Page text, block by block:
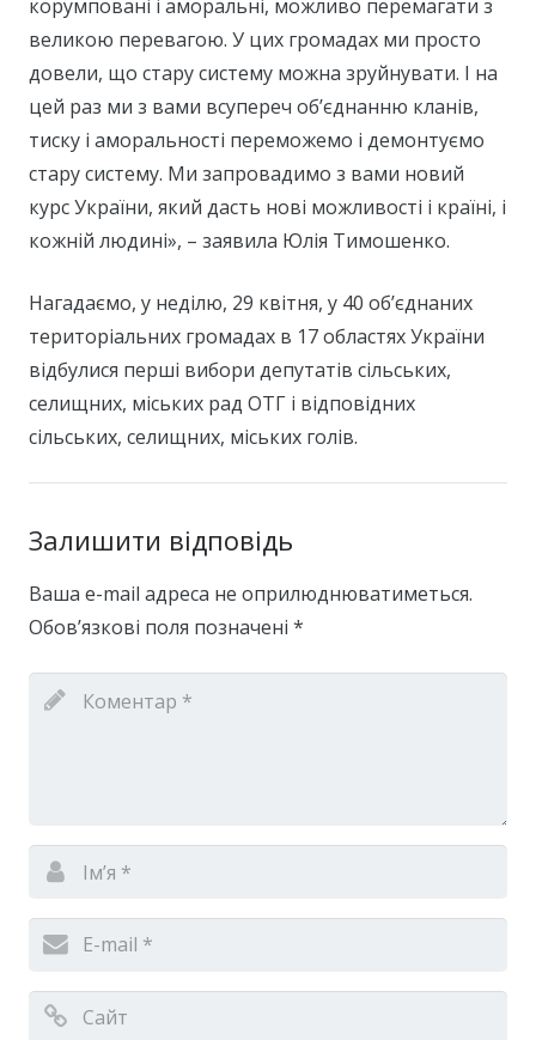
корумповані і аморальні, можливо перемагати з
великою перевагою. У цих громадах ми просто
довели, що стару систему можна зруйнувати. І на
цей раз ми з вами всупереч об’єднанню кланів,
тиску і аморальності переможемо і демонтуємо
стару систему. Ми запровадимо з вами новий
курс України, який дасть нові можливості і країні, і
кожній людині», – заявила Юлія Тимошенко.
Нагадаємо, у неділю, 29 квітня, у 40 об’єднаних
територіальних громадах в 17 областях України
відбулися перші вибори депутатів сільських,
селищних, міських рад ОТГ і відповідних
сільських, селищних, міських голів.
Залишити відповідь
Ваша e-mail адреса не оприлюднюватиметься.
Обов’язкові поля позначені *